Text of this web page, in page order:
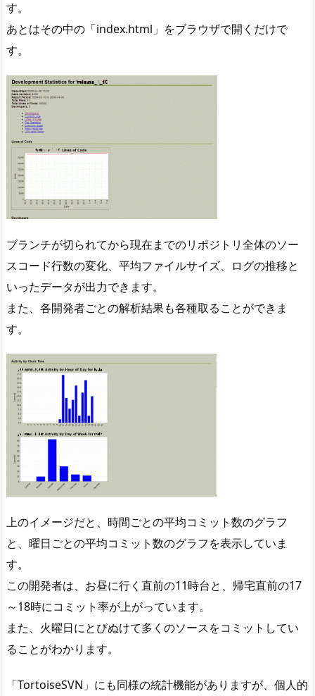
す。
あとはその中の「index.html」をブラウザで開くだけで
す。
ブランチが切られてから現在までのリポジトリ全体のソー
スコード行数の変化、平均ファイルサイズ、ログの推移と
いったデータが出力できます。
また、各開発者ごとの解析結果も各種取ることができま
す。
上のイメージだと、時間ごとの平均コミット数のグラフ
と、曜日ごとの平均コミット数のグラフを表示していま
す。
この開発者は、お昼に行く直前の11時台と、帰宅直前の17
～18時にコミット率が上がっています。
また、火曜日にとびぬけて多くのソースをコミットしてい
ることがわかります。
「TortoiseSVN」にも同様の統計機能がありますが、個人的